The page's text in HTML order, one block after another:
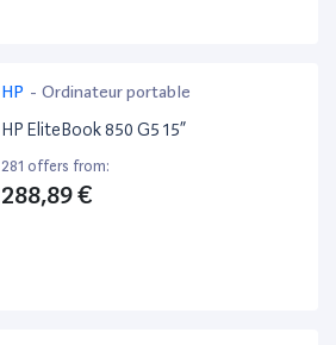
HP - Ordinateur portable
HP EliteBook 850 G5 15”
281 offers from:
288,89 €